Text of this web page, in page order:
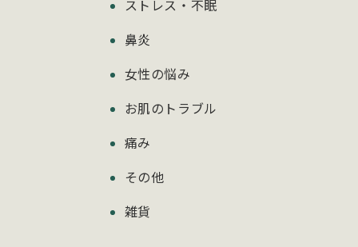
ストレス・不眠
鼻炎
女性の悩み
お肌のトラブル
痛み
その他
雑貨